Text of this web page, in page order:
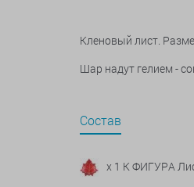
Кленовый лист.
Шар надут гелием -
Состав
x 1 К ФИГУРА